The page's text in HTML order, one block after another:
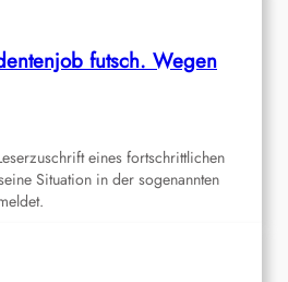
futsch. Wegen
eines fortschrittlichen
Situation in der sogenannten